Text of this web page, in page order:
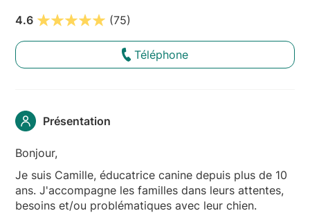
4.6 (75)
Téléphone
Présentation
Bonjour,
Je suis Camille, éducatrice canine depuis plus de 10
ans. J'accompagne les familles dans leurs attentes,
besoins et/ou problématiques avec leur chien.